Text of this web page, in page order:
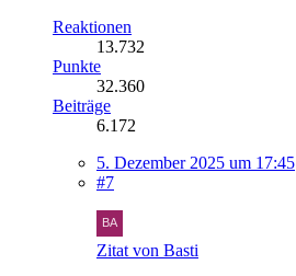
Reaktionen
13.732
Punkte
32.360
Beiträge
6.172
5. Dezember 2025 um 17:45
#7
Zitat von Basti